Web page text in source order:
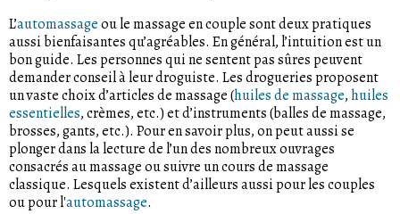
L’automassageou le massage en couple sont deux pratiques
aussi bienfaisantes qu’agréables. En général, l’intuition est un
bon guide. Les personnes qui ne sentent pas sûres peuvent
demander conseil à leur droguiste. Les drogueries proposent
un vaste choix d’articles de massage (huiles de massage,huiles
essentielles, crèmes, etc.) et d’instruments (balles de massage,
brosses, gants, etc.). Pour en savoir plus, on peut aussi se
plonger dans la lecture de l’un des nombreux ouvrages
consacrés au massage ou suivre un cours de massage
classique. Lesquels existent d’ailleurs aussi pour les couples
ou pour l'automassage.